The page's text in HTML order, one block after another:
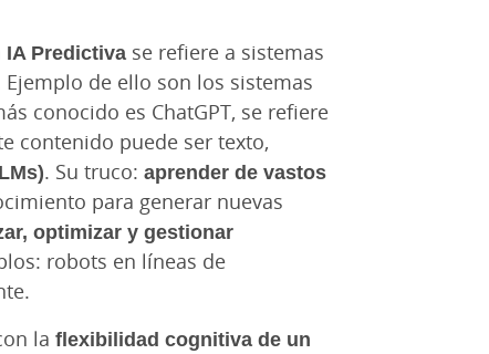
IA Predictiva se refiere a sistemas
de ello son los sistemas
conocido es ChatGPT, se refiere
contenido puede ser texto,
. Su truco: aprender de vastos
para generar nuevas
optimizar y gestionar
robots en líneas de
la flexibilidad cognitiva de un